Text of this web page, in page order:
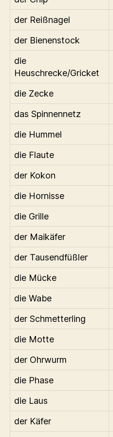
der Reißnagel
der Bienenstock
die
Heuschrecke/Gricket
die Zecke
das Spinnennetz
die Hummel
die Flaute
der Kokon
die Hornisse
die Grille
der Maikäfer
der Tausendfüßler
die Mücke
die Wabe
der Schmetterling
die Motte
der Ohrwurm
die Phase
die Laus
der Käfer